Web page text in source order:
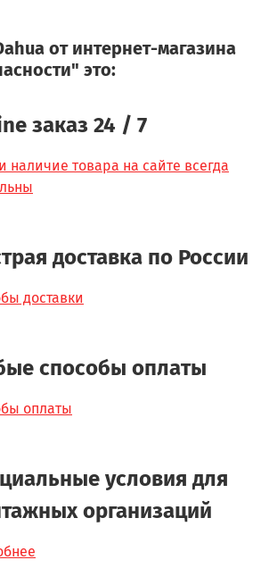
от интернет-магазина
это:
заказ 24 / 7
наличие товара на сайте всегда
доставка по России
доставки
способы оплаты
оплаты
условия для
организаций